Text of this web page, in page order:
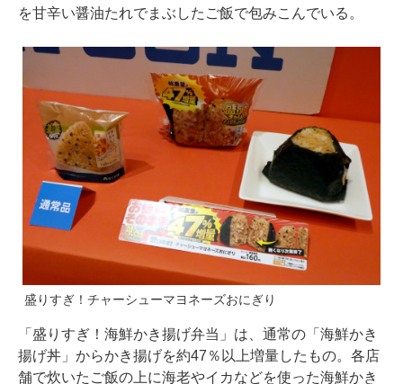
を甘辛い醤油たれでまぶしたご飯で包みこんでいる。
盛りすぎ！チャーシューマヨネーズおにぎり
「盛りすぎ！海鮮かき揚げ弁当」は、通常の「海鮮かき
揚げ丼」からかき揚げを約47％以上増量したもの。各店
舗で炊いたご飯の上に海老やイカなどを使った海鮮かき